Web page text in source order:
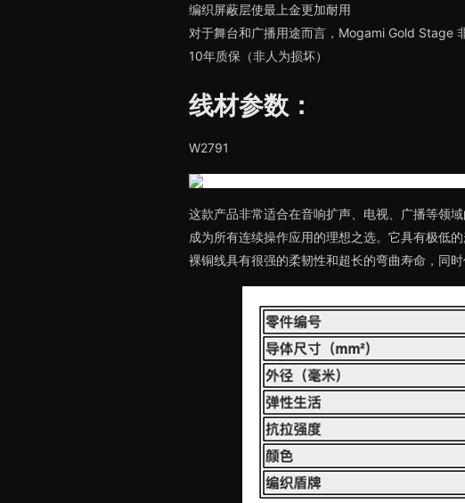
编织屏蔽层使最上金更加耐用
对于舞台和广播用途而言，Mogami Gold Stage
10年质保（非人为损坏）
线材参数：
W2791
这款产品非常适合在音响扩声、电视、广播等领
成为所有连续操作应用的理想之选。它具有极
裸铜线具有很强的柔韧性和超长的弯曲寿命，同时